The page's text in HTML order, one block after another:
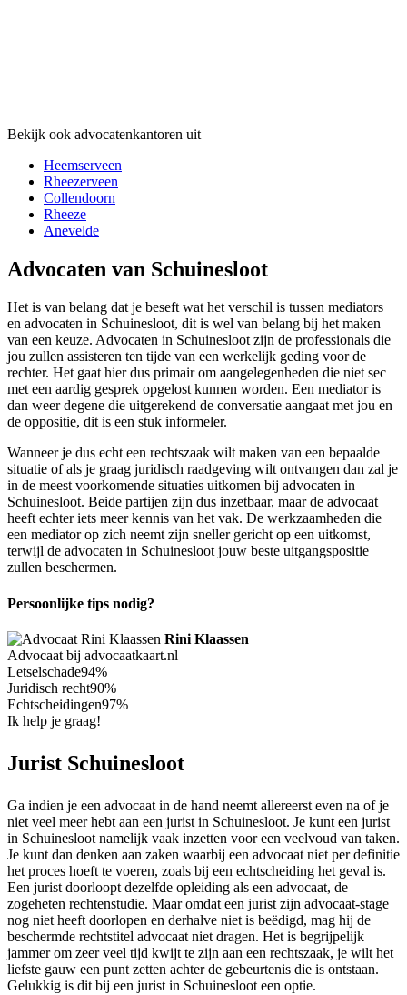
Bekijk ook advocatenkantoren uit
Heemserveen
Rheezerveen
Collendoorn
Rheeze
Anevelde
Advocaten van Schuinesloot
Het is van belang dat je beseft wat het verschil is tussen mediators
en advocaten in Schuinesloot, dit is wel van belang bij het maken
van een keuze. Advocaten in Schuinesloot zijn de professionals die
jou zullen assisteren ten tijde van een werkelijk geding voor de
rechter. Het gaat hier dus primair om aangelegenheden die niet sec
met een aardig gesprek opgelost kunnen worden. Een mediator is
dan weer degene die uitgerekend de conversatie aangaat met jou en
de oppositie, dit is een stuk informeler.
Wanneer je dus echt een rechtszaak wilt maken van een bepaalde
situatie of als je graag juridisch raadgeving wilt ontvangen dan zal je
in de meest voorkomende situaties uitkomen bij advocaten in
Schuinesloot. Beide partijen zijn dus inzetbaar, maar de advocaat
heeft echter iets meer kennis van het vak. De werkzaamheden die
een mediator op zich neemt zijn sneller gericht op een uitkomst,
terwijl de advocaten in Schuinesloot jouw beste uitgangspositie
zullen beschermen.
Persoonlijke tips nodig?
Rini Klaassen
Advocaat bij advocaatkaart.nl
Letselschade94%
Juridisch recht90%
Echtscheidingen97%
Ik help je graag!
Jurist Schuinesloot
Ga indien je een advocaat in de hand neemt allereerst even na of je
niet veel meer hebt aan een jurist in Schuinesloot. Je kunt een jurist
in Schuinesloot namelijk vaak inzetten voor een veelvoud van taken.
Je kunt dan denken aan zaken waarbij een advocaat niet per definitie
het proces hoeft te voeren, zoals bij een echtscheiding het geval is.
Een jurist doorloopt dezelfde opleiding als een advocaat, de
zogeheten rechtenstudie. Maar omdat een jurist zijn advocaat-stage
nog niet heeft doorlopen en derhalve niet is beëdigd, mag hij de
beschermde rechtstitel advocaat niet dragen. Het is begrijpelijk
jammer om zeer veel tijd kwijt te zijn aan een rechtszaak, je wilt het
liefste gauw een punt zetten achter de gebeurtenis die is ontstaan.
Gelukkig is dit bij een jurist in Schuinesloot een optie.